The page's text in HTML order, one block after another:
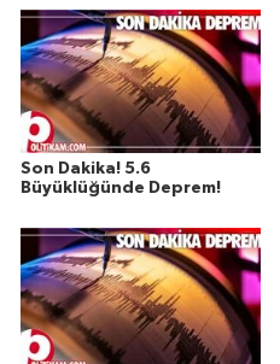
Son Dakika! 5.6
Büyüklüğünde Deprem!